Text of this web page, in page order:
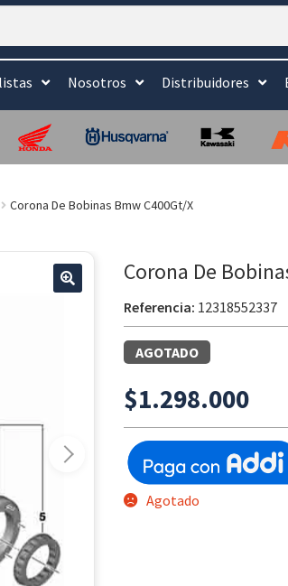
Nosotros Distribuidores
Corona De Bobinas Bmw C400Gt/X
Corona De
Referencia: 12318552337
AGOTADO
$1.298.000
Agotado